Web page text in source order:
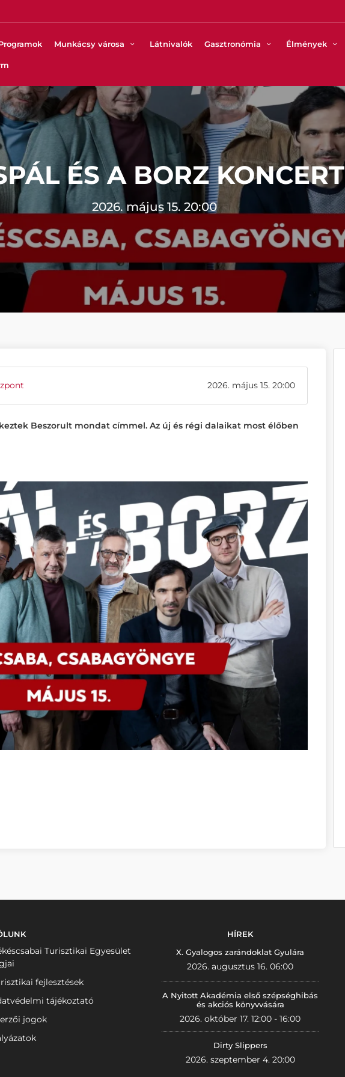
Munkácsy városa Látnivalók Gasztronómia Élmények
ÉS A BORZ KONCERT
2026. május 15. 20:00
2026. május 15. 20:00
Beszorult mondat címmel. Az új és régi dalaikat most élőben
Turisztikai Egyesület
fejlesztések
tájékoztató
jogok
HÍREK
X. Gyalogos zarándoklat Gyulára
2026. augusztus 16. 06:00
A Nyitott Akadémia első szépséghibás
és akciós könyvvására
2026. október 17. 12:00 - 16:00
Dirty Slippers
2026. szeptember 4. 20:00